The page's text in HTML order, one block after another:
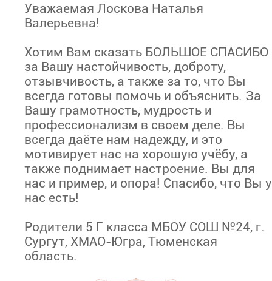
Уважаемая Лоскова Наталья
Валерьевна!
Хотим Вам сказать БОЛЬШОЕ СПАСИБО
за Вашу настойчивость, доброту,
отзывчивость, а также за то, что Вы
всегда готовы помочь и объяснить. За
Вашу грамотность, мудрость и
профессионализм в своем деле. Вы
всегда даёте нам надежду, и это
мотивирует нас на хорошую учёбу, а
также поднимает настроение. Вы для
нас и пример, и опора! Спасибо, что Вы у
нас есть!
Родители 5 Г класса МБОУ СОШ №24, г.
Сургут, ХМАО-Югра, Тюменская
область.